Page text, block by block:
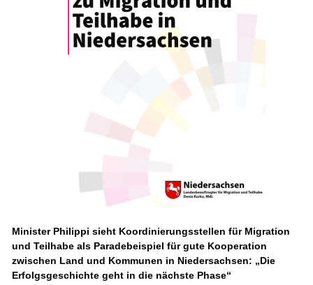
Minister Philippi sieht Koordinierungsstellen für Migration
und Teilhabe als Paradebeispiel für gute Kooperation
zwischen Land und Kommunen in Niedersachsen: „Die
Erfolgsgeschichte geht in die nächste Phase“